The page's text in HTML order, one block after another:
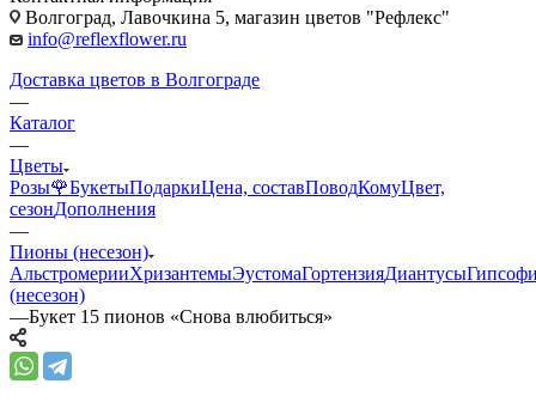
Волгоград, Лавочкина 5, магазин цветов "Рефлекс"
info@reflexflower.ru
Доставка цветов в Волгограде
—
Каталог
—
Цветы
Розы🌹БукетыПодаркиЦена, составПоводКомуЦвет,
сезонДополнения
—
Пионы (несезон)
АльстромерииХризантемыЭустомаГортензияДиантусы
(несезон)
—Букет 15 пионов «Снова влюбиться»